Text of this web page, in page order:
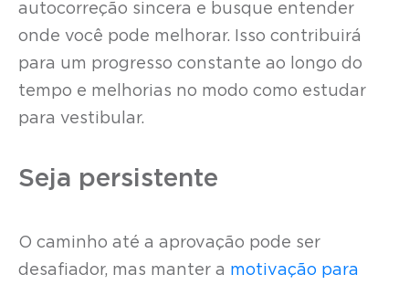
autocorreção sincera e busque entender
onde você pode melhorar. Isso contribuirá
para um progresso constante ao longo do
tempo e melhorias no modo como estudar
para vestibular.
Seja persistente
O caminho até a aprovação pode ser
desafiador, mas manter a motivação para